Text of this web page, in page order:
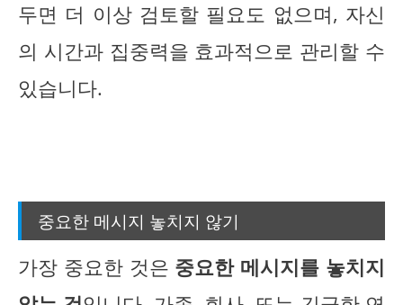
두면 더 이상 검토할 필요도 없으며, 자신
의 시간과 집중력을 효과적으로 관리할 수
있습니다.
중요한 메시지 놓치지 않기
가장 중요한 것은 중요한 메시지를 놓치지